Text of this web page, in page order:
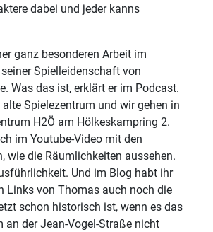
dabei und jeder kanns
ganz besonderen Arbeit im
Spielleidenschaft von
Was das ist, erklärt er im Podcast.
Spielezentrum und wir gehen in
H2Ö am Hölkeskampring 2.
im Youtube-Video mit den
wie die Räumlichkeiten aussehen.
Und im Blog habt ihr
Links von Thomas auch noch die
schon historisch ist, wenn es das
an der Jean-Vogel-Straße nicht